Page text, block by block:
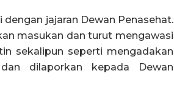
jajaran Dewan Penasehat.
masukan dan turut mengawasi
sekalipun seperti mengadakan
dilaporkan kepada Dewan